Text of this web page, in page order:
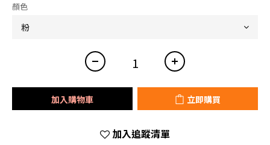
顏色
加入購物車 立即購買
加入追蹤清單